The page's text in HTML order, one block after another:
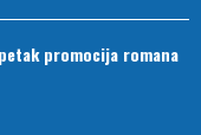
promocija romana